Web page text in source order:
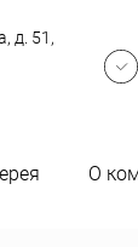
д. 51,
О